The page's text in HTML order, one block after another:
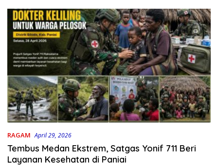
RAGAM April 29, 2026
Tembus Medan Ekstrem, Satgas Yonif 711 Beri
Layanan Kesehatan di Paniai